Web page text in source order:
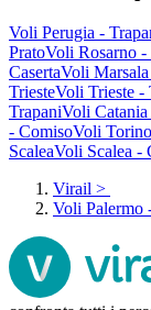
Voli Perugia -
PratoVoli Rosarno -
CasertaVoli
TriesteVoli Trieste -
TrapaniVoli
- ComisoVoli
ScaleaVoli Scalea -
Virail >
Voli Palermo